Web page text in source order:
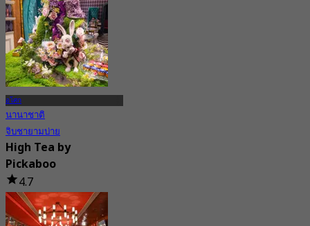
อโศก
นานาชาติ
จิบชายามบ่าย
High Tea by
Pickaboo
4.7
140 การจอง
จาก฿ 450